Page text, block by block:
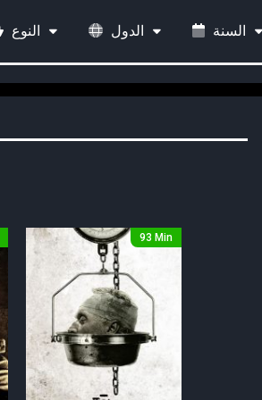
النوع الدول السنة
93 Min